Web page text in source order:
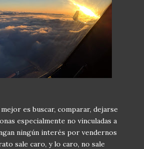
es buscar, comparar, dejarse
especialmente no vinculadas a
ningún interés por vendernos
sale caro, y lo caro, no sale